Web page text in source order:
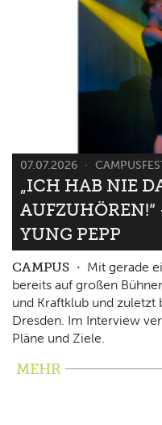
07.07.2026
„ICH HAB NIE
YUNG PEPP
CAMPUS
Mit gerade
bereits auf großen
und Kraftklub und zuletzt
Dresden. Im Interview
Pläne und Ziele.
MEHR